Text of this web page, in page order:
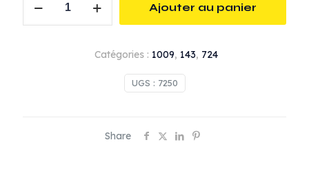
Ajouter au panier
UGS : 7250
Catégories : 1009, 143, 724
Share